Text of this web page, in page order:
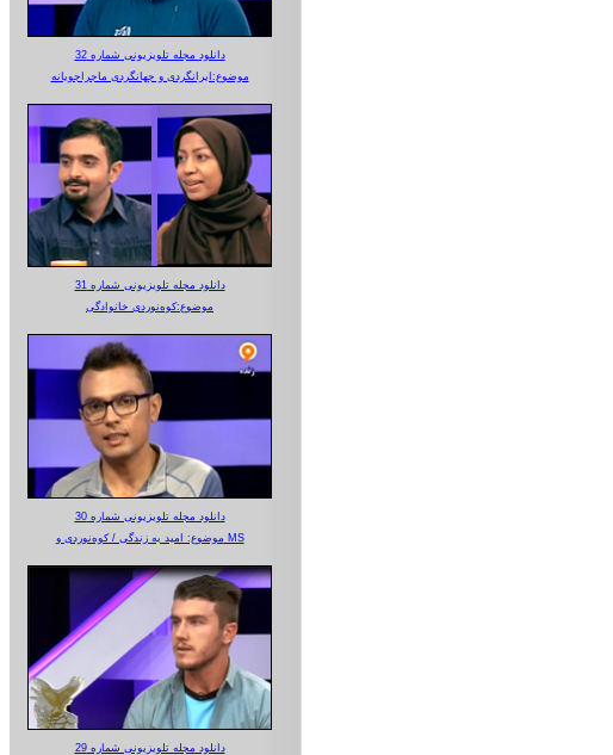
دانلود مجله تلویزیونی شماره 32
موضوع:ایرانگردی و جهانگردی ماجراجویانه
دانلود مجله تلویزیونی شماره 31
موضوع:کوه‌نوردی خانوادگی
دانلود مجله تلویزیونی شماره 30
موضوع: امید به زندگی / کوه‌نوردی و MS
دانلود مجله تلویزیونی شماره 29